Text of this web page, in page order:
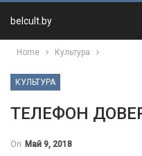
belcult.by
Home Культура
КУЛЬТУРА
ТЕЛЕФОН
On Май 9, 2018